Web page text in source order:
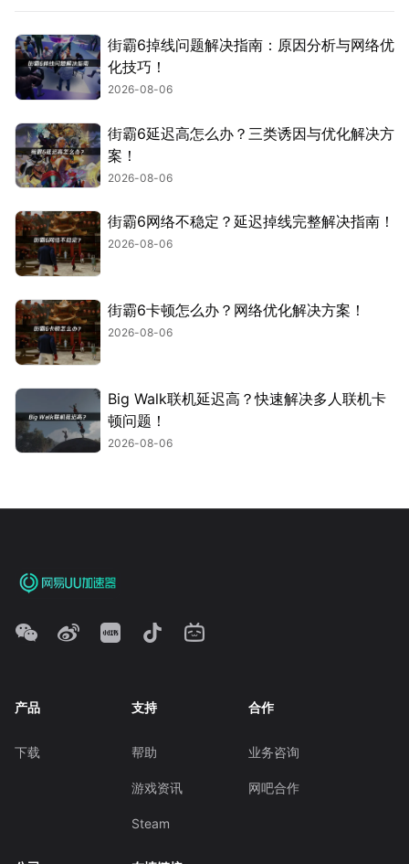
街霸6掉线问题解决指南：原因分析与网络优
化技巧！
2026-08-06
街霸6延迟高怎么办？三类诱因与优化解决方
案！
2026-08-06
街霸6网络不稳定？延迟掉线完整解决指南！
2026-08-06
街霸6卡顿怎么办？网络优化解决方案！
2026-08-06
Big Walk联机延迟高？快速解决多人联机卡
顿问题！
2026-08-06
产品
下载
支持
帮助
游戏资讯
Steam
合作
业务咨询
网吧合作